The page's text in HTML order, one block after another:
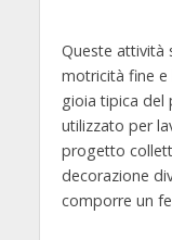
Queste attività
motricità fine
gioia tipica del
utilizzato per
progetto
decorazione
comporre un